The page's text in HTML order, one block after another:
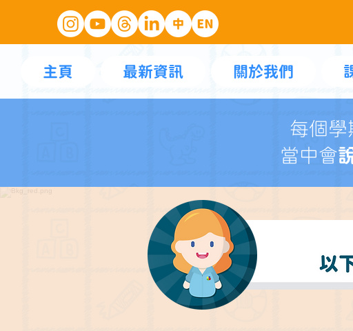
主頁 最新資訊 關於我們
每個學
當中會